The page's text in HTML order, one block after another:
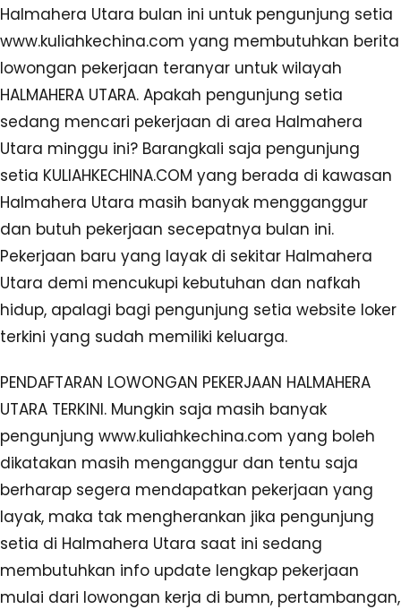
Halmahera Utara bulan ini untuk pengunjung setia
www.kuliahkechina.com yang membutuhkan berita
lowongan pekerjaan teranyar untuk wilayah
HALMAHERA UTARA. Apakah pengunjung setia
sedang mencari pekerjaan di area Halmahera
Utara minggu ini? Barangkali saja pengunjung
setia KULIAHKECHINA.COM yang berada di kawasan
Halmahera Utara masih banyak mengganggur
dan butuh pekerjaan secepatnya bulan ini.
Pekerjaan baru yang layak di sekitar Halmahera
Utara demi mencukupi kebutuhan dan nafkah
hidup, apalagi bagi pengunjung setia website loker
terkini yang sudah memiliki keluarga.
PENDAFTARAN LOWONGAN PEKERJAAN HALMAHERA
UTARA TERKINI. Mungkin saja masih banyak
pengunjung www.kuliahkechina.com yang boleh
dikatakan masih menganggur dan tentu saja
berharap segera mendapatkan pekerjaan yang
layak, maka tak mengherankan jika pengunjung
setia di Halmahera Utara saat ini sedang
membutuhkan info update lengkap pekerjaan
mulai dari lowongan kerja di bumn, pertambangan,